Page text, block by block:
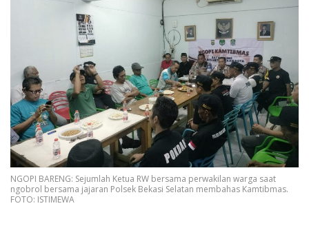
NGOPI BARENG: Sejumlah Ketua RW bersama perwakilan warga saat
ngobrol bersama jajaran Polsek Bekasi Selatan membahas Kamtibmas.
FOTO: ISTIMEWA